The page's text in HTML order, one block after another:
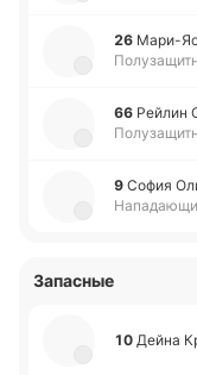
26 Ма­ри­-
66 Рейлин
9 София
Запасные
10 Дейна